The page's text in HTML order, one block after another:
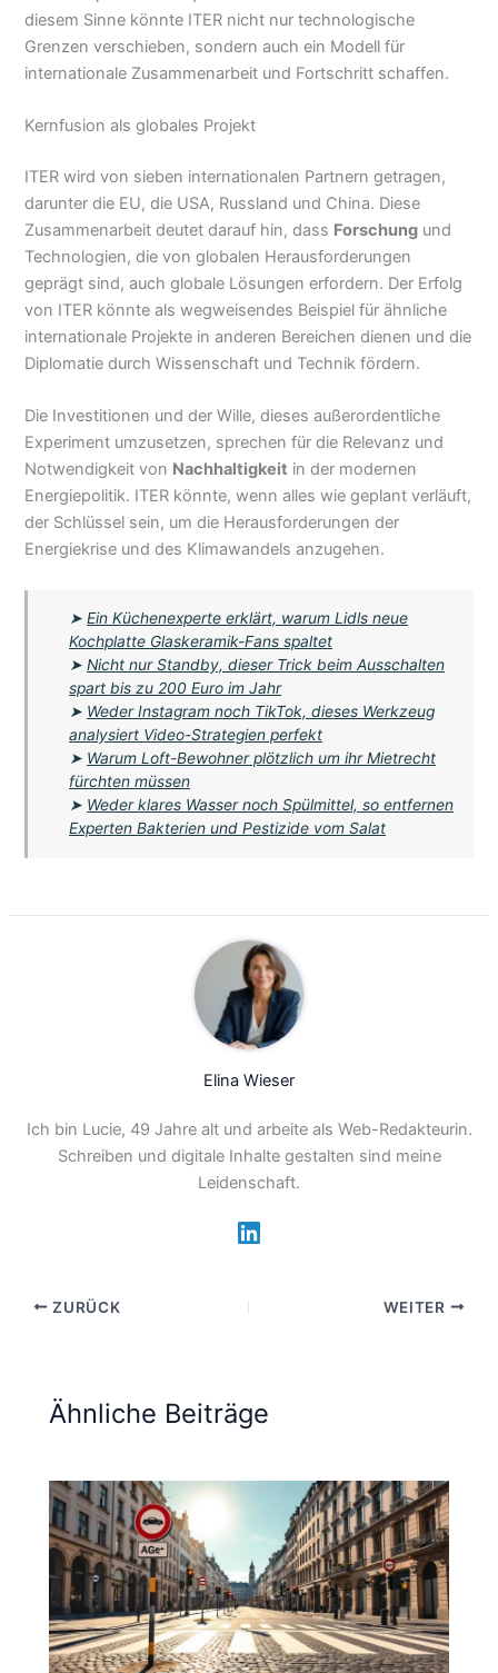
diesem Sinne könnte ITER nicht nur technologische
Grenzen verschieben, sondern auch ein Modell für
internationale Zusammenarbeit und Fortschritt schaffen.
Kernfusion als globales Projekt
ITER wird von sieben internationalen Partnern getragen,
darunter die EU, die USA, Russland und China. Diese
Zusammenarbeit deutet darauf hin, dass Forschung und
Technologien, die von globalen Herausforderungen
geprägt sind, auch globale Lösungen erfordern. Der Erfolg
von ITER könnte als wegweisendes Beispiel für ähnliche
internationale Projekte in anderen Bereichen dienen und die
Diplomatie durch Wissenschaft und Technik fördern.
Die Investitionen und der Wille, dieses außerordentliche
Experiment umzusetzen, sprechen für die Relevanz und
Notwendigkeit von Nachhaltigkeit in der modernen
Energiepolitik. ITER könnte, wenn alles wie geplant verläuft,
der Schlüssel sein, um die Herausforderungen der
Energiekrise und des Klimawandels anzugehen.
➤Ein Küchenexperte erklärt, warum Lidls neue
Kochplatte Glaskeramik-Fans spaltet
➤Nicht nur Standby, dieser Trick beim Ausschalten
spart bis zu 200 Euro im Jahr
➤ Weder Instagram noch TikTok, dieses Werkzeug
analysiert Video-Strategien perfekt
➤ Warum Loft-Bewohner plötzlich um ihr Mietrecht
fürchten müssen
➤ Weder klares Wasser noch Spülmittel, so entfernen
Experten Bakterien und Pestizide vom Salat
Elina Wieser
Ich bin Lucie, 49 Jahre alt und arbeite als Web-Redakteurin.
Schreiben und digitale Inhalte gestalten sind meine
Leidenschaft.
ZURÜCK WEITER
Ähnliche Beiträge